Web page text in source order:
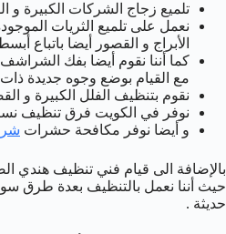
تلميع زجاج الشركات الكبيرة و
نعمل على تلميع الثريات
الأبراج و القصور أيضا باتباع
كما أننا نقوم أيضا بفك
مع القيام بوضع وجوه جديدة
نقوم بتنظيف الفلل الكبيرة و
نوفر في الكويت فرق تنظيف
و أيضا نوفر مكافحة حشرات
بالإضافة الى قيام فني تنظيف هندي
حيث أننا نعمل بالتنظيف بعدة طرق
حديثة .